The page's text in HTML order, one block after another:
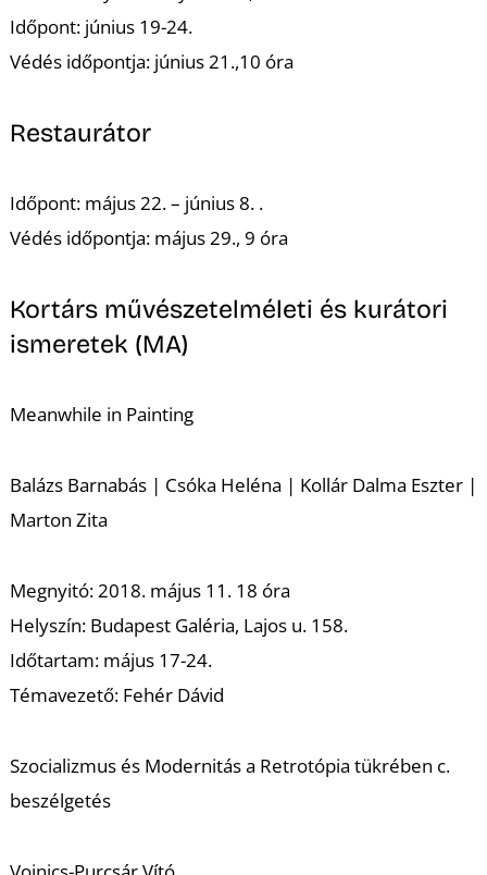
Időpont: június 19-24.
Védés időpontja: június 21.,10 óra
Restaurátor
Időpont: május 22. – június 8. .
Védés időpontja: május 29., 9 óra
Kortárs művészetelméleti és kurátori
ismeretek (MA)
Meanwhile in Painting
Balázs Barnabás | Csóka Heléna | Kollár Dalma Eszter |
Marton Zita
Megnyitó: 2018. május 11. 18 óra
Helyszín: Budapest Galéria, Lajos u. 158.
Időtartam: május 17-24.
Témavezető: Fehér Dávid
Szocializmus és Modernitás a Retrotópia tükrében c.
beszélgetés